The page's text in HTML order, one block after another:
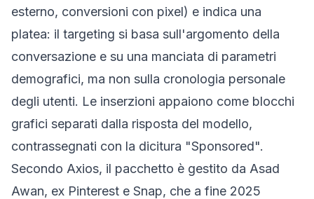
esterno, conversioni con pixel) e indica una
platea: il targeting si basa sull'argomento della
conversazione e su una manciata di parametri
demografici, ma non sulla cronologia personale
degli utenti. Le inserzioni appaiono come blocchi
grafici separati dalla risposta del modello,
contrassegnati con la dicitura "Sponsored".
Secondo Axios, il pacchetto è gestito da Asad
Awan, ex Pinterest e Snap, che a fine 2025